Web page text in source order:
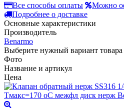
Все способы оплаты
Можно
Подробнее о доставке
Основные характеристики
Производитель
Benarmo
Выберите нужный вариант товара
Фото
Название и артикул
Цена